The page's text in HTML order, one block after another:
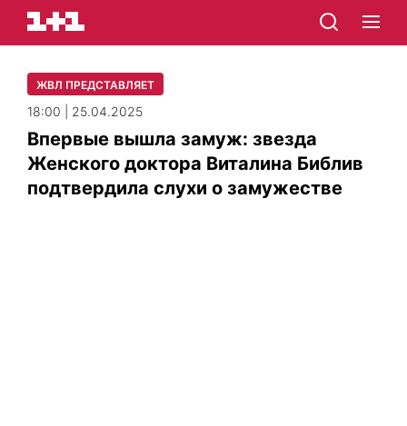
ЖВЛ ПРЕДСТАВЛЯЕТ
18:00 | 25.04.2025
Впервые вышла замуж: звезда
Женского доктора Виталина Библив
подтвердила слухи о замужестве